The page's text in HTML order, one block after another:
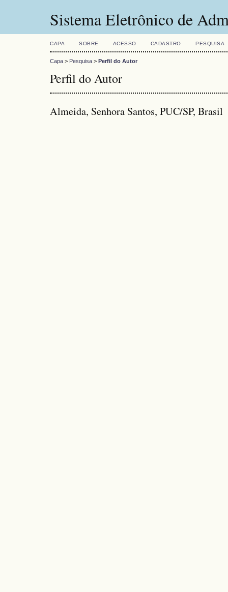
Sistema Eletrônico de
CAPA SOBRE ACESSO CADASTRO PESQUISA
Capa > Pesquisa > Perfil do Autor
Perfil do Autor
Almeida, Senhora Santos, PUC/SP, Brasil